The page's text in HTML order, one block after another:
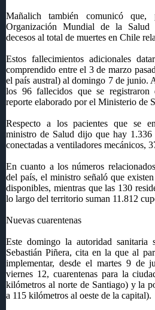
Mañalich también comunicó que,
Organización Mundial de la Salud
decesos al total de muertes en Chile
Estos fallecimientos adicionales
comprendido entre el 3 de marzo
el país austral) al domingo 7 de junio.
los 96 fallecidos que se
reporte elaborado por el Ministerio de
Respecto a los pacientes que se
ministro de Salud dijo que hay 1.336
conectadas a ventiladores mecánicos,
En cuanto a los números
del país, el ministro señaló que
disponibles, mientras que las 130
lo largo del territorio suman 11.812
Nuevas cuarentenas
Este domingo la autoridad sanitaria
Sebastián Piñera, cita en la que al
implementar, desde el martes 9 de
viernes 12, cuarentenas para la
kilómetros al norte de Santiago) y la
a 115 kilómetros al oeste de la capital).